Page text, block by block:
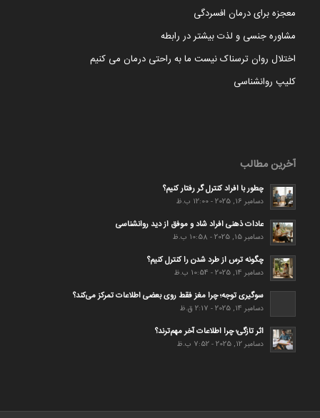
معجزه برای درمان افسردگی
مشاوره جنسی و لذت بیشتر در رابطه
اختلال روان ترسناک نیست ما به راحتی درمان می کنیم
کلیپ روانشناسی
آخرین مطالب
چطور با افراد کنترل گر رفتار کنیم؟
دسامبر 16, 2025 - 12:00 ب.ظ
عادات ذهنی افراد شاد و موفق از دید روانشناسی
دسامبر 15, 2025 - 10:58 ب.ظ
چگونه ترس از طرد شدن را کنترل کنیم؟
دسامبر 14, 2025 - 10:54 ب.ظ
سوگیری توجه؛ چرا مغز فقط روی بعضی اطلاعات تمرکز می‌کند؟
دسامبر 14, 2025 - 2:17 ق.ظ
اثر تازگی؛ چرا اطلاعات آخر مهم‌ترند؟
دسامبر 12, 2025 - 7:52 ب.ظ